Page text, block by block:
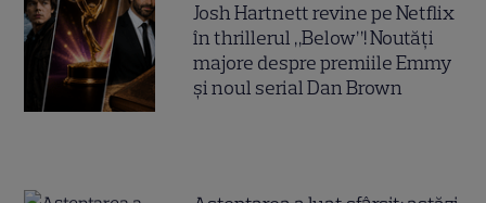
Josh Hartnett revine pe Netflix
în thrillerul „Below”! Noutăți
majore despre premiile Emmy
și noul serial Dan Brown